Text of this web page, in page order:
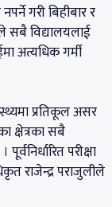
गरी बिहीबार र
सबै विद्यालयलाई
अत्यधिक गर्मी
प्रतिकूल असर
क्षेत्रका सबै
परीक्षा
राजेन्द्र पराजुलीले